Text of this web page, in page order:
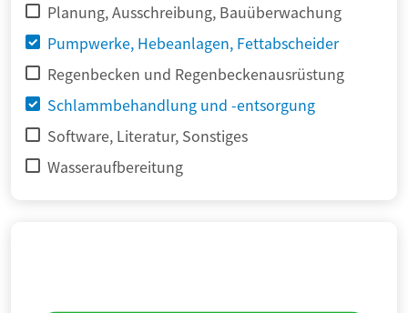
Planung, Ausschreibung, Bauüberwachung
Pumpwerke, Hebeanlagen, Fettabscheider
Regenbecken und Regenbeckenausrüstung
Schlammbehandlung und -entsorgung
Software, Literatur, Sonstiges
Wasseraufbereitung